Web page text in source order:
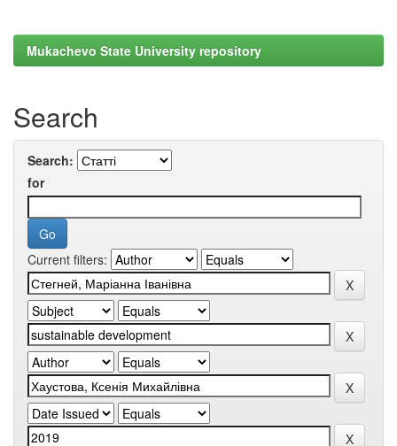
Mukachevo State University repository
Search
Search:
for
Current filters: